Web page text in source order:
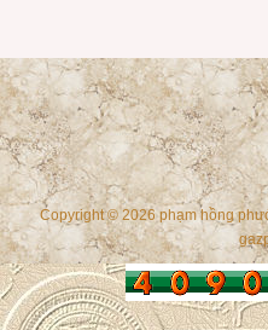
Copyright © 2026 phạm hồng